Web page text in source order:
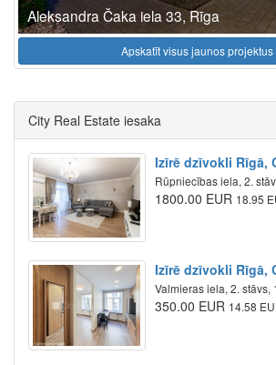
Aleksandra Čaka iela 33, Rīga
Apskatīt visus jaunos projektus
City Real Estate iesaka
Izīrē dzīvokli Rīgā,
Rūpniecības iela, 2.
1800.00 EUR 18.95
Izīrē dzīvokli Rīgā,
Valmieras iela, 2. stāvs,
350.00 EUR 14.58